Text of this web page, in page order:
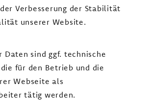
Verbesserung der Stabilität
unserer Website.
Daten sind ggf. technische
für den Betrieb und die
Webseite als
tätig werden.